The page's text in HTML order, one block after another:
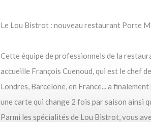
Le Lou Bistrot : nouveau restaurant Porte
Cette équipe de professionnels de la
accueille François Cuenoud, qui est le chef
Londres, Barcelone, en France... a
une carte qui change 2 fois par saison ainsi
Parmi les spécialités de Lou Bistrot, vous